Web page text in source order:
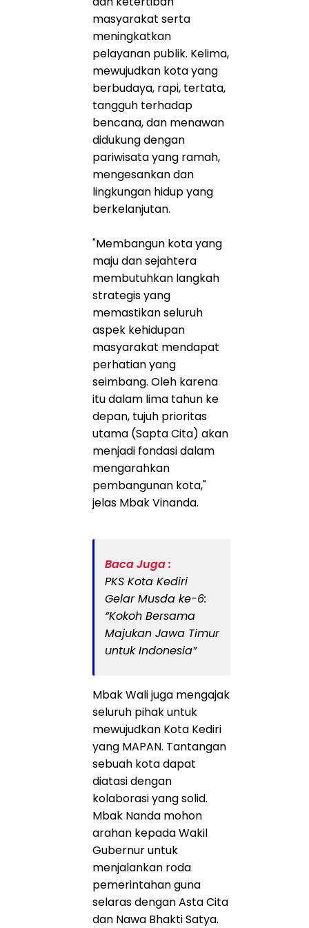
masyarakat serta
meningkatkan
pelayanan publik. Kelima,
mewujudkan kota yang
berbudaya, rapi, tertata,
tangguh terhadap
bencana, dan menawan
didukung dengan
pariwisata yang ramah,
mengesankan dan
lingkungan hidup yang
berkelanjutan.
"Membangun kota yang
maju dan sejahtera
membutuhkan langkah
strategis yang
memastikan seluruh
aspek kehidupan
masyarakat mendapat
perhatian yang
seimbang. Oleh karena
itu dalam lima tahun ke
depan, tujuh prioritas
utama (Sapta Cita) akan
menjadi fondasi dalam
mengarahkan
pembangunan kota,"
jelas Mbak Vinanda.
Baca Juga :
PKS Kota Kediri
Gelar Musda ke-6:
“Kokoh Bersama
Majukan Jawa Timur
untuk Indonesia”
Mbak Wali juga mengajak
seluruh pihak untuk
mewujudkan Kota Kediri
yang MAPAN. Tantangan
sebuah kota dapat
diatasi dengan
kolaborasi yang solid.
Mbak Nanda mohon
arahan kepada Wakil
Gubernur untuk
menjalankan roda
pemerintahan guna
selaras dengan Asta Cita
dan Nawa Bhakti Satya.